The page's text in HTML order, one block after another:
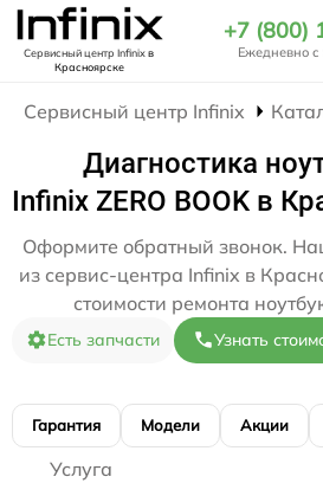
Сервисный центр Infinixв
Красноярске
+7 (800)
Ежедневно
Сервисный центр Infinix
Диагностика
Infinix ZERO BOOK в
Оформите обратный звонок.
из сервис-центра Infinix в
стоимости ремонта
Есть запчасти Узнать
Гарантия Модели Акции
Услуга